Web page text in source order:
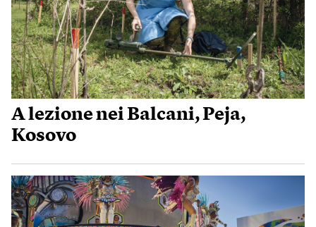
A lezione nei Balcani, Peja,
Kosovo